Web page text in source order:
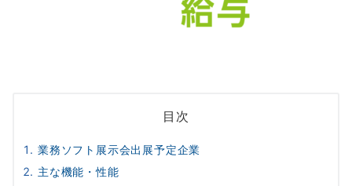
目次
業務ソフト展示会出展予定企業
主な機能・性能